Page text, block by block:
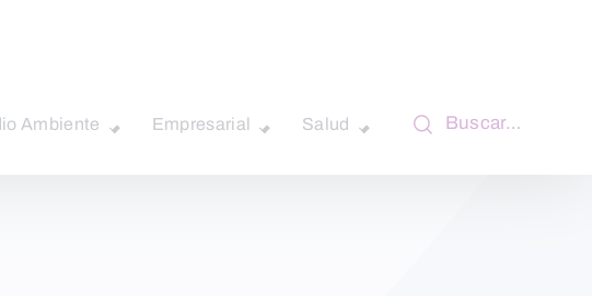
Ambiente Empresarial Salud Buscar…